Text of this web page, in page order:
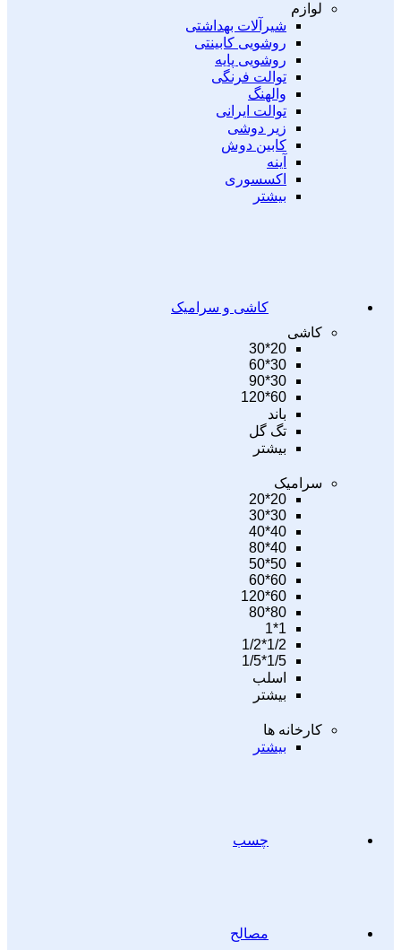
لوازم
شیرآلات بهداشتی
روشویی کابینتی
روشویی پایه
توالت فرنگی
والهنگ
توالت ایرانی
زیر دوشی
کابین دوش
آینه
اکسسوری
بیشتر
کاشی و سرامیک
کاشی
20*30
30*60
30*90
60*120
باند
تگ گل
بیشتر
سرامیک
20*20
30*30
40*40
40*80
50*50
60*60
60*120
80*80
1*1
1/2*1/2
1/5*1/5
اسلب
بیشتر
کارخانه ها
بیشتر
چسب
مصالح